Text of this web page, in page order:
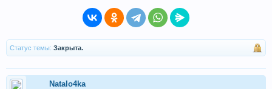
Статус темы: Закрыта.
Natalo4ka